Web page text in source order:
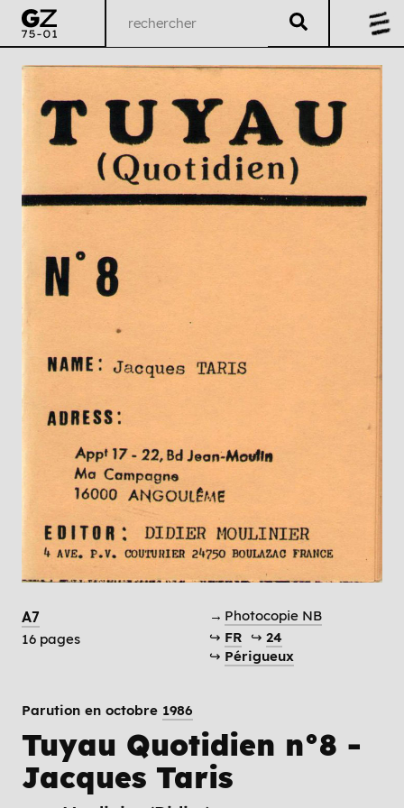
A7
16 pages
→ Photocopie NB
↪ FR ↪ 24
↪ Périgueux
Parution en octobre 1986
Tuyau Quotidien n°8 -
Jacques Taris